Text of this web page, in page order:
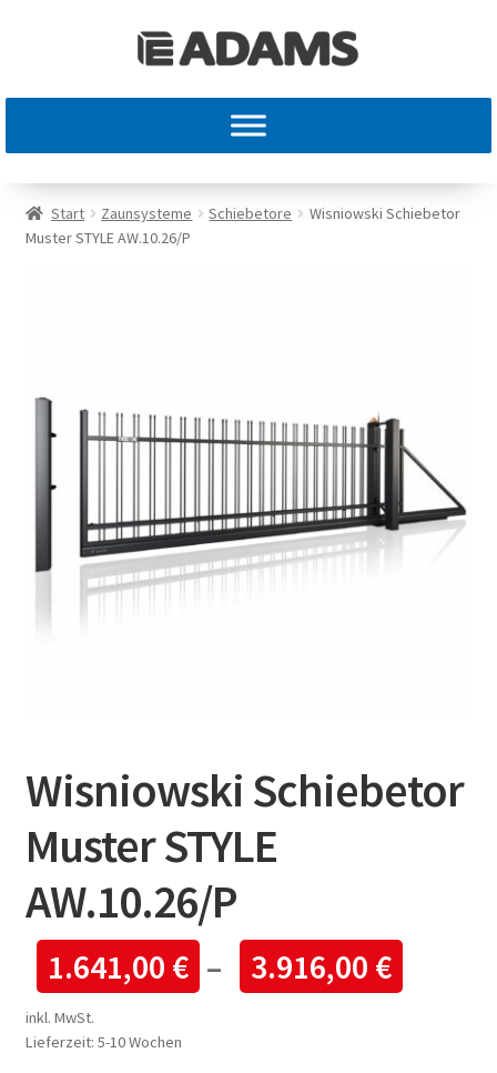
Start Zaunsysteme Schiebetore
Wisniowski Schiebetor
Muster STYLE AW.10.26/P
Wisniowski Schiebetor
Muster STYLE
AW.10.26/P
1.641,00 € – 3.916,00 €
inkl. MwSt.
Lieferzeit: 5-10 Wochen